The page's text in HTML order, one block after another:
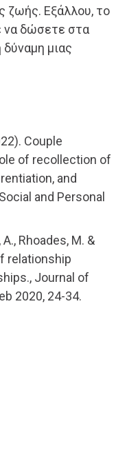
ζωής. Εξάλλου, το
να δώσετε στα
δύναμη μιας
Couple
of recollection of
and
and Personal
Rhoades, M. &
relationship
Journal of
2020, 24-34.